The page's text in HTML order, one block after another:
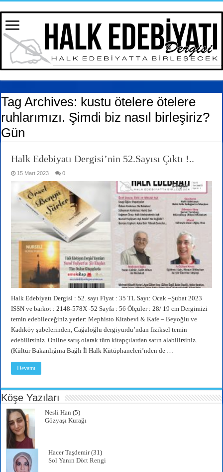
Tag Archives: kustu ötelere ötelere
ruhlarımızı. Şimdi biz nasıl birleşiriz?
Gün
Halk Edebiyatı Dergisi’nin 52.Sayısı Çıktı !..
15 Mart 2023 0
Halk Edebiyatı Dergisi : 52. sayı Fiyat : 35 TL Sayı: Ocak –Şubat 2023
ISSN ve barkot : 2148-578X -52 Sayfa : 56 Ölçüler : 28/ 19 cm Dergimizi
temin edebileceğiniz yerler: Mephisto Kitabevi & Kafe – Beyoğlu ve
Kadıköy şubelerinden, Cağaloğlu dergiyurdu’ndan fiziksel temin
edebilirsiniz. Online satış olarak tüm kitapçılardan satın alabilirsiniz.
(Kültür Bakanlığına Bağlı İl Halk Kütüphaneleri’nden de …
Devamı
Köşe Yazıları
Nesli Han (5)
Gözyaşı Kurağı
Hacer Taşdemir(31)
Sol Yanın Dört Rengi